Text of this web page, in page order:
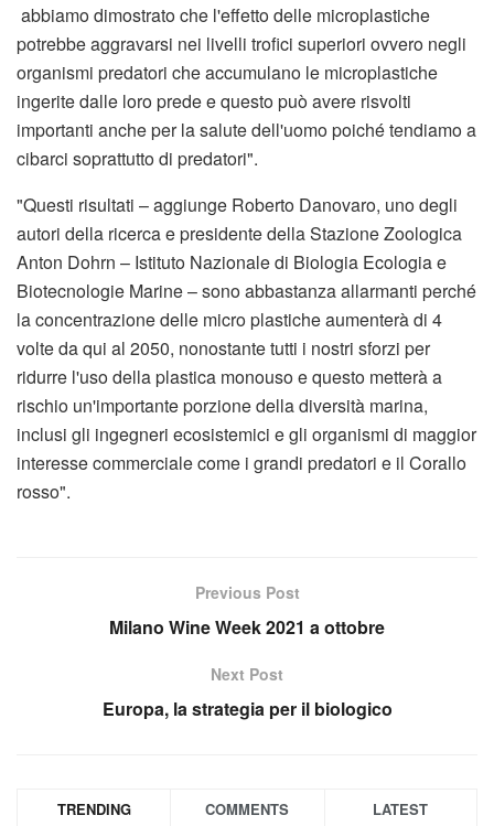
abbiamo dimostrato che l'effetto delle microplastiche
potrebbe aggravarsi nei livelli trofici superiori ovvero negli
organismi predatori che accumulano le microplastiche
ingerite dalle loro prede e questo può avere risvolti
importanti anche per la salute dell'uomo poiché tendiamo a
cibarci soprattutto di predatori".
"Questi risultati – aggiunge Roberto Danovaro, uno degli
autori della ricerca e presidente della Stazione Zoologica
Anton Dohrn – Istituto Nazionale di Biologia Ecologia e
Biotecnologie Marine – sono abbastanza allarmanti perché
la concentrazione delle micro plastiche aumenterà di 4
volte da qui al 2050, nonostante tutti i nostri sforzi per
ridurre l'uso della plastica monouso e questo metterà a
rischio un'importante porzione della diversità marina,
inclusi gli ingegneri ecosistemici e gli organismi di maggior
interesse commerciale come i grandi predatori e il Corallo
rosso".
Previous Post
Milano Wine Week 2021 a ottobre
Next Post
Europa, la strategia per il biologico
TRENDING COMMENTS LATEST